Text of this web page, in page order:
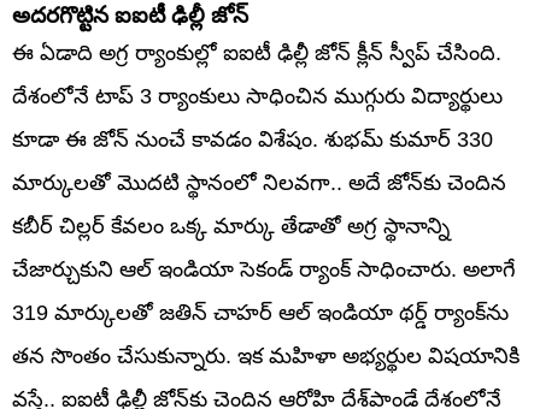
అదరగొట్టిన ఐఐటీ ఢిల్లీ జోన్
ఈ ఏడాది అగ్ర ర్యాంకుల్లో ఐఐటీ ఢిల్లీ జోన్ క్లీన్ స్వీప్ చేసింది.
దేశంలోనే టాప్ 3 ర్యాంకులు సాధించిన ముగ్గురు విద్యార్థులు
కూడా ఈ జోన్ నుంచే కావడం విశేషం. శుభమ్ కుమార్ 330
మార్కులతో మొదటి స్థానంలో నిలవగా.. అదే జోన్‌కు చెందిన
కబీర్ చిల్లర్ కేవలం ఒక్క మార్కు తేడాతో అగ్ర స్థానాన్ని
చేజార్చుకుని ఆల్ ఇండియా సెకండ్ ర్యాంక్ సాధించారు. అలాగే
319 మార్కులతో జతిన్ చాహర్ ఆల్ ఇండియా థర్డ్ ర్యాంక్‌ను
తన సొంతం చేసుకున్నారు. ఇక మహిళా అభ్యర్థుల విషయానికి
వస్తే.. ఐఐటీ ఢిల్లీ జోన్‌కు చెందిన ఆరోహి దేశ్‌పాండే దేశంలోనే